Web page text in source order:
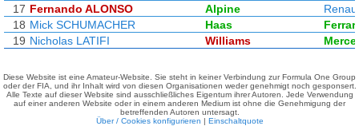
17 Fernando ALONSO Alpine
18 Mick SCHUMACHER Haas
Ferrari
19 Nicholas LATIFI Williams
Diese Website ist eine Amateur-Website. Sie steht in keiner Verbindung zur Formula One Group
oder der FIA, und ihr Inhalt wird von diesen Organisationen weder genehmigt noch gesponsert.
Alle Texte auf dieser Website sind ausschließliches Eigentum ihrer Autoren. Jede Verwendung
auf einer anderen Website oder in einem anderen Medium ist ohne die Genehmigung der
betreffenden Autoren untersagt.
Über / Cookies konfigurieren | Einschaltquote